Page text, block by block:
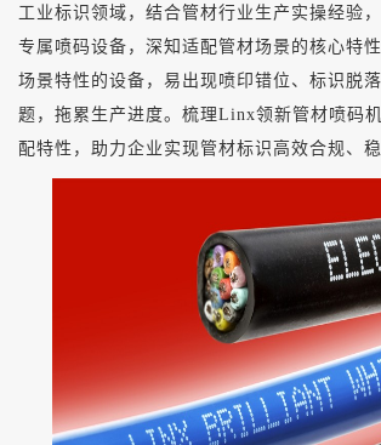
工业标识领域，结合管材行业生产实操经验
专属喷码设备，深知适配管材场景的核心特
场景特性的设备，易出现喷印错位、标识脱
题，拖累生产进度。梳理Linx领新管材喷码
配特性，助力企业实现管材标识高效合规、稳